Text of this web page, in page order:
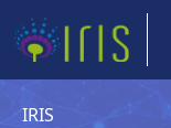
IRIS